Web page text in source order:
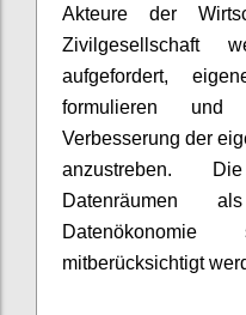
Akteure der
Zivilgesellschaft
aufgefordert,
formulieren und
Verbesserung der
anzustreben.
Datenräumen
Datenökonomie
mitberücksichtigt